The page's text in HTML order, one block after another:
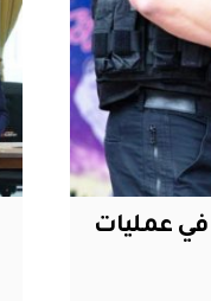
بهم في عمليات